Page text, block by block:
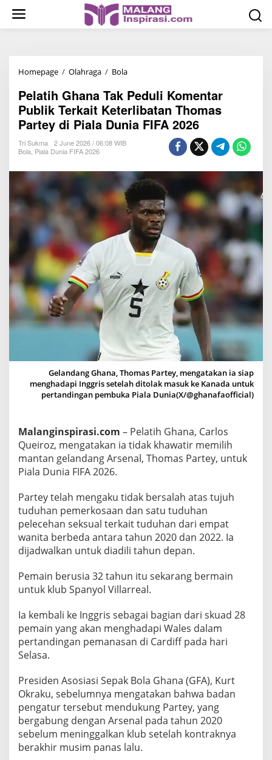
Homepage / Olahraga / Bola
l
a
t
G
h
n
a
T
e
d
i
K
o
m
a
r
u
b
l
k
e
r
a
i
t
t
e
r
l
Pelatih Ghana Tak Peduli Komentar
Publik Terkait Keterlibatan Thomas
Partey di Piala Dunia FIFA 2026
Tri Sukma
2 June 2026 / 06:08 WIB
Bola Piala Dunia FIFA 2026
Gelandang Ghana, Thomas Partey, mengatakan ia siap
menghadapi Inggris setelah ditolak masuk ke Kanada untuk
pertandingan pembuka Piala Dunia(X/@ghanafaofficial)
Malanginspirasi.com – Pelatih Ghana, Carlos
Queiroz, mengatakan ia tidak khawatir memilih
mantan gelandang Arsenal, Thomas Partey, untuk
Piala Dunia FIFA 2026.
Partey telah mengaku tidak bersalah atas tujuh
tuduhan pemerkosaan dan satu tuduhan
pelecehan seksual terkait tuduhan dari empat
wanita berbeda antara tahun 2020 dan 2022. Ia
dijadwalkan untuk diadili tahun depan.
Pemain berusia 32 tahun itu sekarang bermain
untuk klub Spanyol Villarreal.
Ia kembali ke Inggris sebagai bagian dari skuad 28
pemain yang akan menghadapi Wales dalam
pertandingan pemanasan di Cardiff pada hari
Selasa.
Presiden Asosiasi Sepak Bola Ghana (GFA), Kurt
Okraku, sebelumnya mengatakan bahwa badan
pengatur tersebut mendukung Partey, yang
bergabung dengan Arsenal pada tahun 2020
sebelum meninggalkan klub setelah kontraknya
berakhir musim panas lalu.